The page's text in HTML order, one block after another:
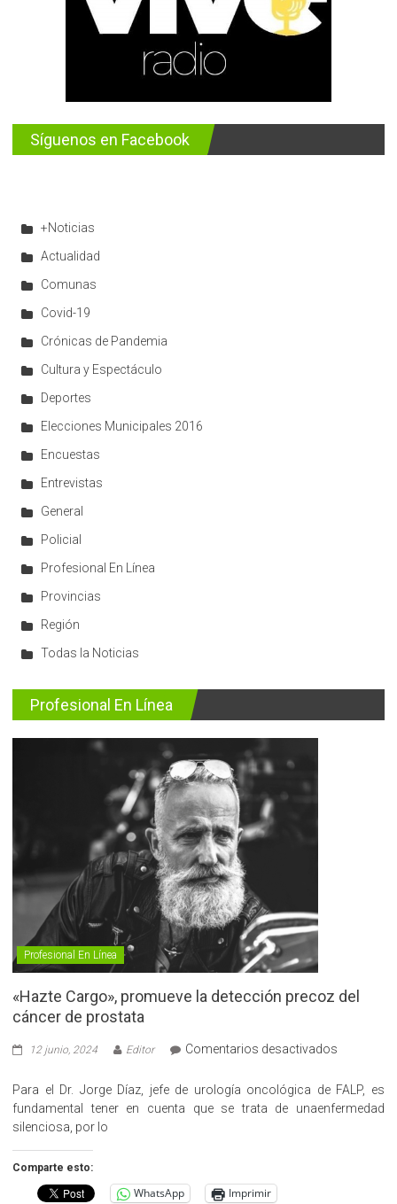
Síguenos en Facebook
+Noticias
Actualidad
Comunas
Covid-19
Crónicas de Pandemia
Cultura y Espectáculo
Deportes
Elecciones Municipales 2016
Encuestas
Entrevistas
General
Policial
Profesional En Línea
Provincias
Región
Todas la Noticias
Profesional En Línea
Profesional En Línea
«Hazte Cargo», promueve la detección precoz del
cáncer de prostata
12 junio, 2024 Editor Comentarios desactivados
Cargo»,
promueve
Para el Dr. Jorge Díaz, jefe de urología oncológica de FALP, es
fundamental tener en cuenta que se trata de unaenfermedad
silenciosa, por lo
Comparte esto:
WhatsApp Imprimir